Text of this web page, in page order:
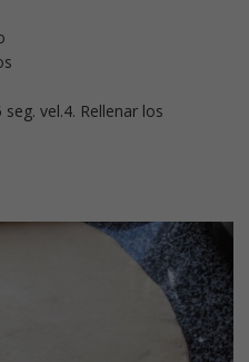
vel.4. Rellenar los